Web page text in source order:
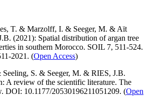
T. & Marzolff, I. & Seeger, M. & Aït
(2021): Spatial distribution of argan tree
in southern Morocco. SOIL 7, 511-524.
2021. (Open Access)
S. & Seeger, M. & RIES, J.B.
A review of the scientific literature. The
DOI: 10.1177/20530196211051209. (Open